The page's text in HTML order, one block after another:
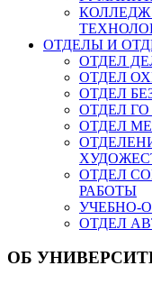
ОТДЕЛЫ И
ОТДЕЛ
ОТДЕЛ
ОТДЕЛ
ОТДЕЛ ГО
ОТДЕЛ
ОТДЕЛ
РАБОТЫ
УЧЕБНО-
ОТДЕЛ
ОБ